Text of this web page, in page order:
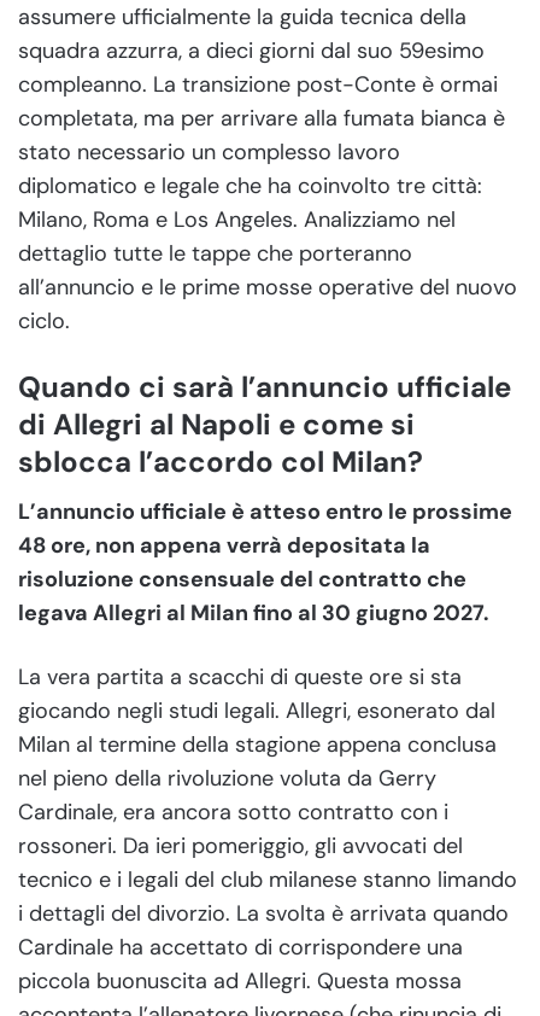
assumere ufficialmente la guida tecnica della
squadra azzurra, a dieci giorni dal suo 59esimo
compleanno. La transizione post-Conte è ormai
completata, ma per arrivare alla fumata bianca è
stato necessario un complesso lavoro
diplomatico e legale che ha coinvolto tre città:
Milano, Roma e Los Angeles. Analizziamo nel
dettaglio tutte le tappe che porteranno
all’annuncio e le prime mosse operative del nuovo
ciclo.
Quando ci sarà l’annuncio ufficiale
di Allegri al Napoli e come si
sblocca l’accordo col Milan?
L’annuncio ufficiale è atteso entro le prossime
48 ore, non appena verrà depositata la
risoluzione consensuale del contratto che
legava Allegri al Milan fino al 30 giugno 2027.
La vera partita a scacchi di queste ore si sta
giocando negli studi legali. Allegri, esonerato dal
Milan al termine della stagione appena conclusa
nel pieno della rivoluzione voluta da Gerry
Cardinale, era ancora sotto contratto con i
rossoneri. Da ieri pomeriggio, gli avvocati del
tecnico e i legali del club milanese stanno limando
i dettagli del divorzio. La svolta è arrivata quando
Cardinale ha accettato di corrispondere una
piccola buonuscita ad Allegri. Questa mossa